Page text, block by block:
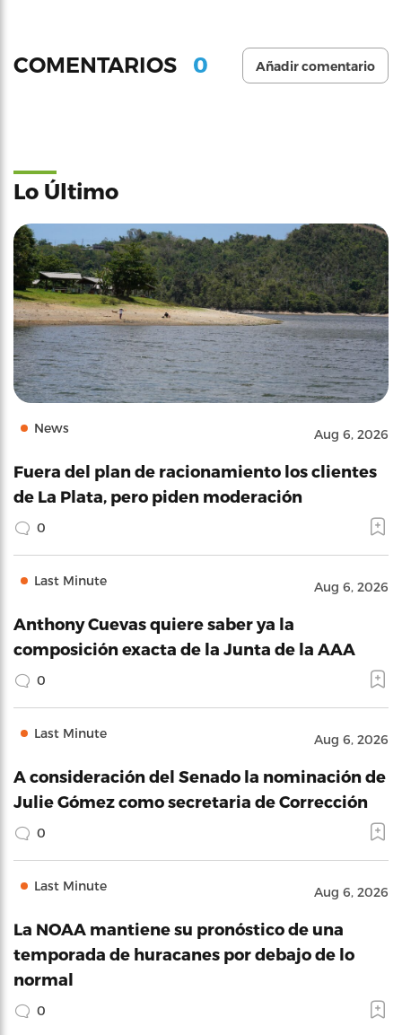
COMENTARIOS 0 Añadir comentario
Lo Último
News Aug 6, 2026
Fuera del plan de racionamiento los clientes
de La Plata, pero piden moderación
0
Last Minute Aug 6, 2026
Anthony Cuevas quiere saber ya la
composición exacta de la Junta de la AAA
0
Last Minute Aug 6, 2026
A consideración del Senado la nominación de
Julie Gómez como secretaria de Corrección
0
Last Minute Aug 6, 2026
La NOAA mantiene su pronóstico de una
temporada de huracanes por debajo de lo
normal
0